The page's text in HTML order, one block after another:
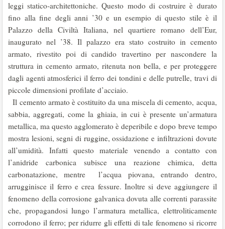
leggi statico-architettoniche. Questo modo di costruire è durato
fino alla fine degli anni ’30 e un esempio di questo stile è il
Palazzo della Civiltà Italiana, nel quartiere romano dell’Eur,
inaugurato nel ’38. Il palazzo era stato costruito in cemento
armato, rivestito poi di candido travertino per nascondere la
struttura in cemento armato, ritenuta non bella, e per proteggere
dagli agenti atmosferici il ferro dei tondini e delle putrelle, travi di
piccole dimensioni profilate d’acciaio.
Il cemento armato è costituito da una miscela di cemento, acqua,
sabbia, aggregati, come la ghiaia, in cui è presente un’armatura
metallica, ma questo agglomerato è deperibile e dopo breve tempo
mostra lesioni, segni di ruggine, ossidazione e infiltrazioni dovute
all’umidità. Infatti questo materiale venendo a contatto con
l’anidride carbonica subisce una reazione chimica, detta
carbonatazione, mentre l’acqua piovana, entrando dentro,
arrugginisce il ferro e crea fessure. Inoltre si deve aggiungere il
fenomeno della corrosione galvanica dovuta alle correnti parassite
che, propagandosi lungo l’armatura metallica, elettroliticamente
corrodono il ferro; per ridurre gli effetti di tale fenomeno si ricorre